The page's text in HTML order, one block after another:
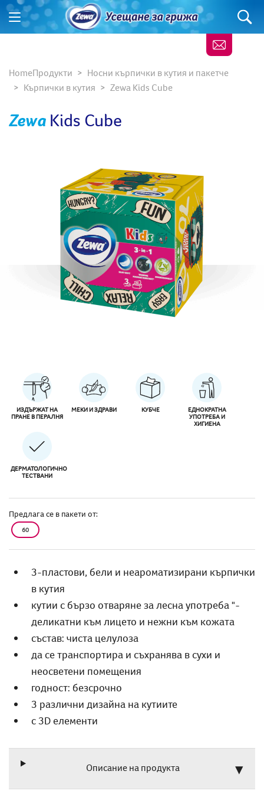
HomeПродукти
Носни кърпички в кутия и пакетче
Кърпички в кутия
Zewa Kids Cube
Zewa Kids Cube
ИЗДЪРЖАТ НА
ПРАНЕ В ПЕРАЛНЯ
МЕКИ И ЗДРАВИ КУБЧЕ
ЕДНОКРАТНА
УПОТРЕБА И
ХИГИЕНА
ДЕРМАТОЛОГИЧНО
ТЕСТВАНИ
Предлага се в пакети от:
60
3-пластови, бели и неароматизирани кърпички
в кутия
кутии с бързо отваряне за лесна употреба "-
деликатни към лицето и нежни към кожата
състав: чиста целулоза
да се транспортира и съхранява в сухи и
неосветени помещения
годност: безсрочно
3 различни дизайна на кутиите
с 3D елементи
Описание на продукта